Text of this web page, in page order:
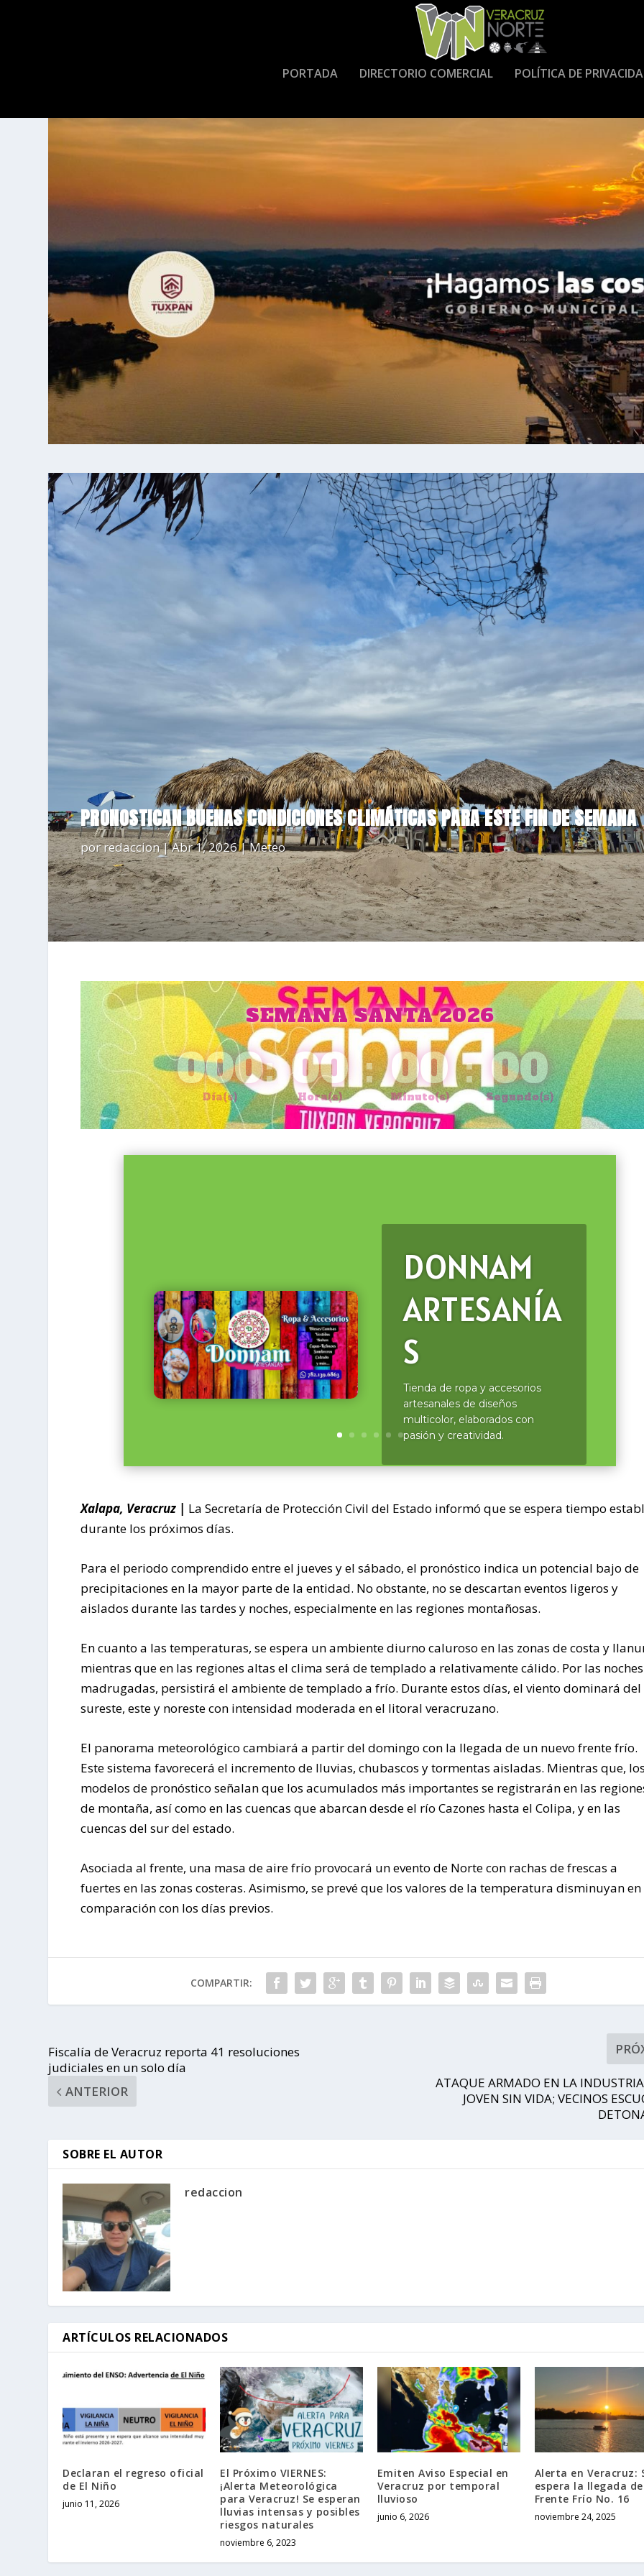
PORTADA DIRECTORIO COMERCIAL POLÍTICA DE
PRONOSTICAN BUENAS CONDICIONES CLIMÁTICAS PARA ESTE FIN DE SEMANA
porredaccion|Abr 1, 2026|Meteo
SEMANA SANTA 2026
000
Día(s)
: 00
Hora(s)
: 00
Minuto(s)
: 00
Segundo(s)
DONNAM
ARTESANÍA
S
Tienda de ropa y accesorios
artesanales de diseños
multicolor, elaborados con
pasión y creatividad.
Xalapa, Veracruz | La Secretaría de Protección Civil del Estado informó que se espera tiempo
durante los próximos días.
Para el periodo comprendido entre el jueves y el sábado, el pronóstico indica un potencial bajo de
precipitaciones en la mayor parte de la entidad. No obstante, no se descartan eventos ligeros y
aislados durante las tardes y noches, especialmente en las regiones montañosas.
En cuanto a las temperaturas, se espera un ambiente diurno caluroso en las zonas de costa y
mientras que en las regiones altas el clima será de templado a relativamente cálido. Por las
madrugadas, persistirá el ambiente de templado a frío. Durante estos días, el viento dominará del
sureste, este y noreste con intensidad moderada en el litoral veracruzano.
El panorama meteorológico cambiará a partir del domingo con la llegada de un nuevo frente frío.
Este sistema favorecerá el incremento de lluvias, chubascos y tormentas aisladas. Mientras que,
modelos de pronóstico señalan que los acumulados más importantes se registrarán en las
de montaña, así como en las cuencas que abarcan desde el río Cazones hasta el Colipa, y en las
cuencas del sur del estado.
Asociada al frente, una masa de aire frío provocará un evento de Nortecon rachas de frescas a
fuertes en las zonas costeras. Asimismo, se prevé que los valores de la temperatura disminuyan en
comparación con los días previos.
COMPARTIR:
Fiscalía de Veracruz reporta 41 resoluciones
judiciales en un solo día
ANTERIOR
ATAQUE ARMADO EN LA
JOVEN SIN VIDA; VECINOS
SOBRE EL AUTOR
redaccion
ARTÍCULOS RELACIONADOS
Declaran el regreso oficial
de El Niño
junio 11, 2026
El Próximo VIERNES:
¡Alerta Meteorológica
para Veracruz! Se esperan
lluvias intensas y posibles
riesgos naturales
noviembre 6, 2023
Emiten Aviso Especial en
Veracruz por temporal
lluvioso
junio 6, 2026
Alerta en Veracruz:
espera la llegada
Frente Frío No. 16
noviembre 24, 2025